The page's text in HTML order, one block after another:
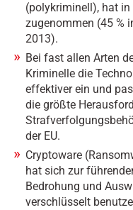
(polykriminell), hat
zugenommen (45 %
2013).
Bei fast allen Arten
Kriminelle die
effektiver ein und
die größte
der EU.
Cryptoware
hat sich zur
Bedrohung und
verschlüsselt